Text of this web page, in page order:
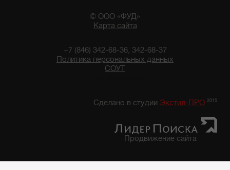
© ООО «ФУД»
Карта сайта
+7 (846) 342-68-36, 342-68-37
Политика персональных данных
СОУТ
Сделано в студии Экстил-ПРО 2015
Продвижение сайта